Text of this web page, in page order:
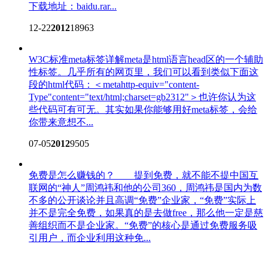
下载地址：baidu.rar...
12-22201218963
W3C标准meta标签详解meta是html语言head区的一个辅助
性标签。几乎所有的网页里，我们可以看到类似下面这
段的html代码：＜metahttp-equiv="content-
Type"content="text/html;charset=gb2312"＞也许你认为这
些代码可有可无。其实如果你能够用好meta标签，会给
你带来意想不...
07-0520129505
免费是怎么赚钱的？
提到免费，就不能不提中国互
联网的“神人”周鸿祎和他的公司360，周鸿祎是国内为数
不多的公开谈论并且高调“免费”企业家，“免费”实际上
并不是完全免费，如果真的是去做free，那么他一定是慈
善组织而不是企业家。“免费”的核心是通过免费服务吸
引用户，而企业利用这种免...